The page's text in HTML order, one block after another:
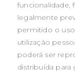
funcionalidade,
legalmente
permitido o
utilização
poderá ser
distribuída